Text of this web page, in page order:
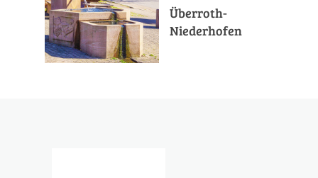
Überroth-
Niederhofen